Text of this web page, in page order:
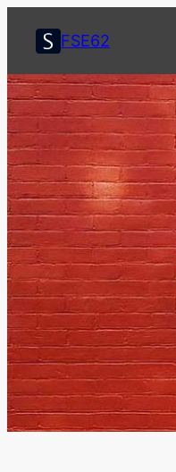
로
바
로
가
기
FSE62